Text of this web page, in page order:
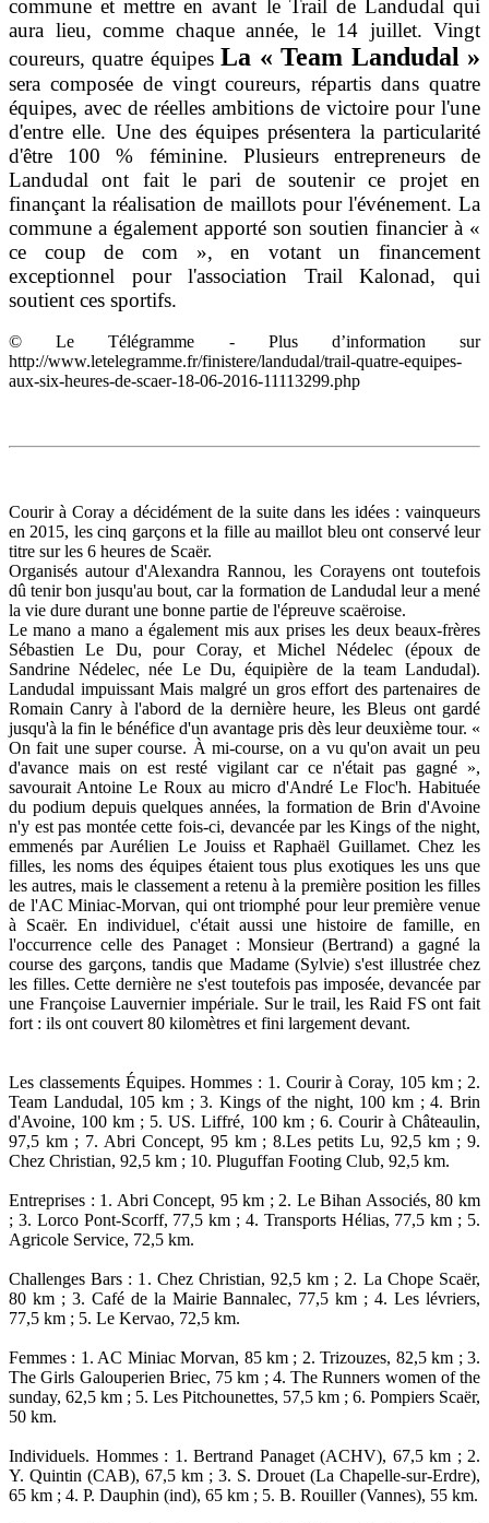
commune et mettre en avant le Trail de Landudal qui
aura lieu, comme chaque année, le 14 juillet. Vingt
coureurs, quatre équipes La « Team Landudal »
sera composée de vingt coureurs, répartis dans quatre
équipes, avec de réelles ambitions de victoire pour l'une
d'entre elle. Une des équipes présentera la particularité
d'être 100 % féminine. Plusieurs entrepreneurs de
Landudal ont fait le pari de soutenir ce projet en
finançant la réalisation de maillots pour l'événement. La
commune a également apporté son soutien financier à «
ce coup de com », en votant un financement
exceptionnel pour l'association Trail Kalonad, qui
soutient ces sportifs.
© Le Télégramme - Plus d’information sur
http://www.letelegramme.fr/finistere/landudal/trail-quatre-equipes-
aux-six-heures-de-scaer-18-06-2016-11113299.php
Courir à Coray a décidément de la suite dans les idées : vainqueurs
en 2015, les cinq garçons et la fille au maillot bleu ont conservé leur
titre sur les 6 heures de Scaër.
Organisés autour d'Alexandra Rannou, les Corayens ont toutefois
dû tenir bon jusqu'au bout, car la formation de Landudal leur a mené
la vie dure durant une bonne partie de l'épreuve scaëroise.
Le mano a mano a également mis aux prises les deux beaux-frères
Sébastien Le Du, pour Coray, et Michel Nédelec (époux de
Sandrine Nédelec, née Le Du, équipière de la team Landudal).
Landudal impuissant Mais malgré un gros effort des partenaires de
Romain Canry à l'abord de la dernière heure, les Bleus ont gardé
jusqu'à la fin le bénéfice d'un avantage pris dès leur deuxième tour. «
On fait une super course. À mi-course, on a vu qu'on avait un peu
d'avance mais on est resté vigilant car ce n'était pas gagné »,
savourait Antoine Le Roux au micro d'André Le Floc'h. Habituée
du podium depuis quelques années, la formation de Brin d'Avoine
n'y est pas montée cette fois-ci, devancée par les Kings of the night,
emmenés par Aurélien Le Jouiss et Raphaël Guillamet. Chez les
filles, les noms des équipes étaient tous plus exotiques les uns que
les autres, mais le classement a retenu à la première position les filles
de l'AC Miniac-Morvan, qui ont triomphé pour leur première venue
à Scaër. En individuel, c'était aussi une histoire de famille, en
l'occurrence celle des Panaget : Monsieur (Bertrand) a gagné la
course des garçons, tandis que Madame (Sylvie) s'est illustrée chez
les filles. Cette dernière ne s'est toutefois pas imposée, devancée par
une Françoise Lauvernier impériale. Sur le trail, les Raid FS ont fait
fort : ils ont couvert 80 kilomètres et fini largement devant.
Les classements Équipes. Hommes : 1. Courir à Coray, 105 km ; 2.
Team Landudal, 105 km ; 3. Kings of the night, 100 km ; 4. Brin
d'Avoine, 100 km ; 5. US. Liffré, 100 km ; 6. Courir à Châteaulin,
97,5 km ; 7. Abri Concept, 95 km ; 8.Les petits Lu, 92,5 km ; 9.
Chez Christian, 92,5 km ; 10. Pluguffan Footing Club, 92,5 km.
Entreprises : 1. Abri Concept, 95 km ; 2. Le Bihan Associés, 80 km
; 3. Lorco Pont-Scorff, 77,5 km ; 4. Transports Hélias, 77,5 km ; 5.
Agricole Service, 72,5 km.
Challenges Bars : 1. Chez Christian, 92,5 km ; 2. La Chope Scaër,
80 km ; 3. Café de la Mairie Bannalec, 77,5 km ; 4. Les lévriers,
77,5 km ; 5. Le Kervao, 72,5 km.
Femmes : 1. AC Miniac Morvan, 85 km ; 2. Trizouzes, 82,5 km ; 3.
The Girls Galouperien Briec, 75 km ; 4. The Runners women of the
sunday, 62,5 km ; 5. Les Pitchounettes, 57,5 km ; 6. Pompiers Scaër,
50 km.
Individuels. Hommes : 1. Bertrand Panaget (ACHV), 67,5 km ; 2.
Y. Quintin (CAB), 67,5 km ; 3. S. Drouet (La Chapelle-sur-Erdre),
65 km ; 4. P. Dauphin (ind), 65 km ; 5. B. Rouiller (Vannes), 55 km.